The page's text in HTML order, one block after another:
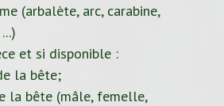
(arbalète, arc, carabine,
et si disponible :
la bête;
la bête (mâle, femelle,